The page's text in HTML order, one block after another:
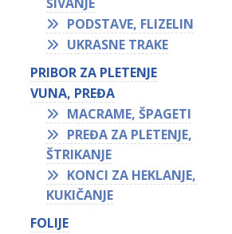
PODSTAVE, FLIZELIN
UKRASNE TRAKE
PRIBOR ZA PLETENJE
VUNA, PREĐA
MACRAME, ŠPAGETI
PREĐA ZA PLETENJE,
ŠTRIKANJE
KONCI ZA HEKLANJE,
KUKIČANJE
FOLIJE